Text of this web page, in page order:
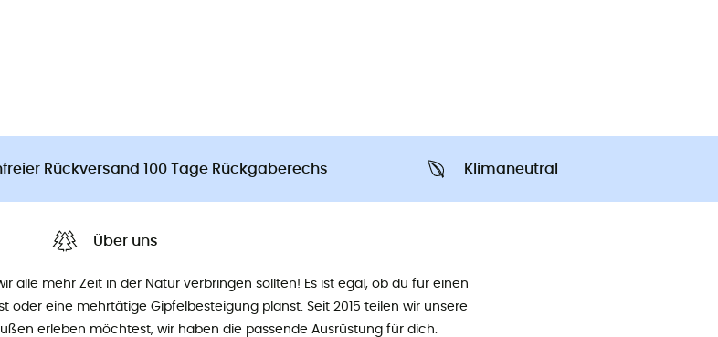
Rückversand 100 Tage Rückgaberechs Klimaneutral
Über uns
alle mehr Zeit in der Natur verbringen sollten! Es ist egal, ob du für einen
oder eine mehrtätige Gipfelbesteigung planst. Seit 2015 teilen wir unsere
erleben möchtest, wir haben die passende Ausrüstung für dich.